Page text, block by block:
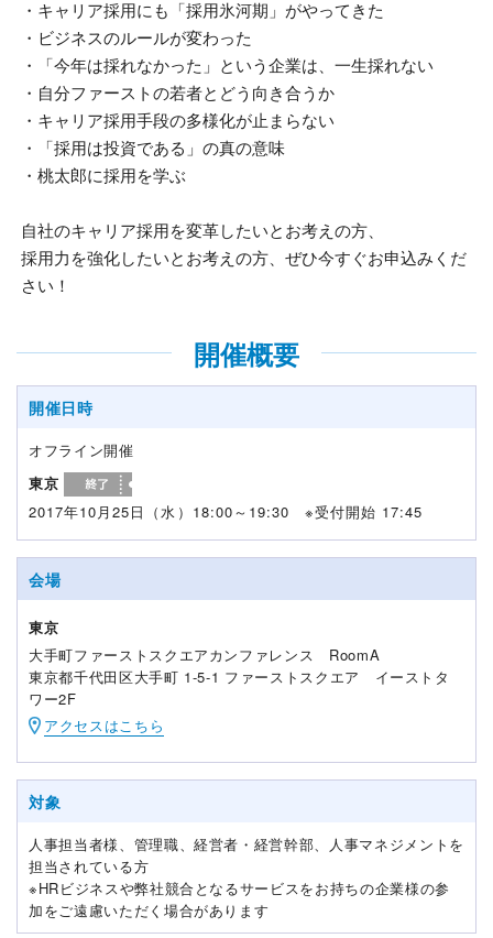
・キャリア採用にも「採用氷河期」がやってきた
・ビジネスのルールが変わった
・「今年は採れなかった」という企業は、一生採れない
・自分ファーストの若者とどう向き合うか
・キャリア採用手段の多様化が止まらない
・「採用は投資である」の真の意味
・桃太郎に採用を学ぶ
自社のキャリア採用を変革したいとお考えの方、
採用力を強化したいとお考えの方、ぜひ今すぐお申込みくだ
さい！
開催概要
開催日時
オフライン開催
東京
2017年10月25日（水）18:00～19:30 ※受付開始 17:45
会場
東京
大手町ファーストスクエアカンファレンス RoomA
東京都千代田区大手町 1-5-1 ファーストスクエア イーストタ
ワー2F
アクセスはこちら
対象
人事担当者様、管理職、経営者・経営幹部、人事マネジメントを
担当されている方
※HRビジネスや弊社競合となるサービスをお持ちの企業様の参
加をご遠慮いただく場合があります